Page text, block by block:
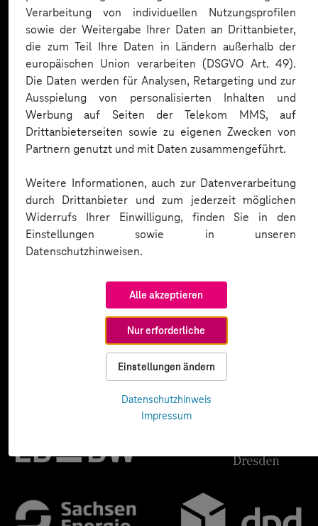
Verarbeitung von individuellen Nutzungsprofilen
sowie der Weitergabe Ihrer Daten an Drittanbieter,
die zum Teil Ihre Daten in Ländern außerhalb der
europäischen Union verarbeiten (DSGVO Art. 49).
Die Daten werden für Analysen, Retargeting und zur
Ausspielung von personalisierten Inhalten und
Werbung auf Seiten der Telekom MMS, auf
Drittanbieterseiten sowie zu eigenen Zwecken von
Partnern genutzt und mit Daten zusammengeführt.
Weitere Informationen, auch zur Datenverarbeitung
durch Drittanbieter und zum jederzeit möglichen
Widerrufs Ihrer Einwilligung, finden Sie in den
Einstellungen sowie in unseren
Datenschutzhinweisen.
Alle akzeptieren
Nur erforderliche
Einstellungen ändern
Datenschutzhinweis
Impressum
Expertise. Hier eine Auswahl: